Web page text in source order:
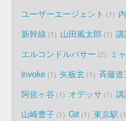
ユーザーエージェント 1
新幹線 1 山田風太郎 1
エルコンドルパサー 2 ミ
invoke 1 矢板玄 1 斉藤道
阿佐ヶ谷 1 オデッサ 1
山崎豊子 1 Git 1 東京駅 1